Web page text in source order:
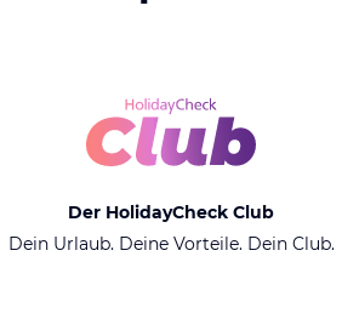
Der HolidayCheck Club
Dein Urlaub. Deine Vorteile. Dein Club.